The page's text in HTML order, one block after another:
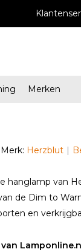
in Almere
Merken
Merk: Herzblut
hanglamp van
de Dim to
en